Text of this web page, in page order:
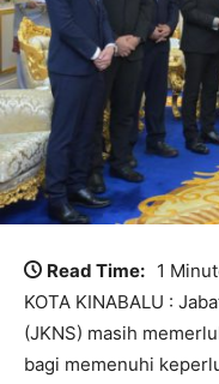
Read Time: 1
KOTA KINABALU :
(JKNS) masih
bagi memenuhi